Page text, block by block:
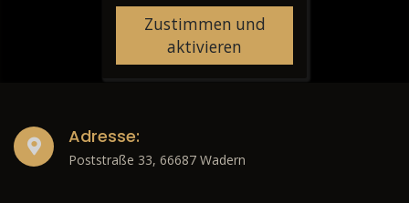
Zustimmen und
aktivieren
Adresse:
Poststraße 33, 66687 Wadern